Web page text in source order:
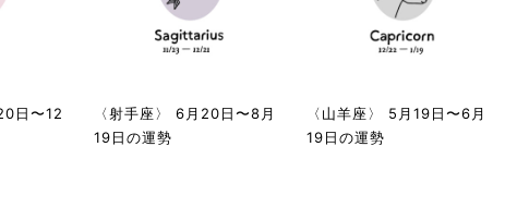
日〜12
〈射手座〉 6月20日〜8月
19日の運勢
〈山羊座〉 5月19日〜6月
19日の運勢